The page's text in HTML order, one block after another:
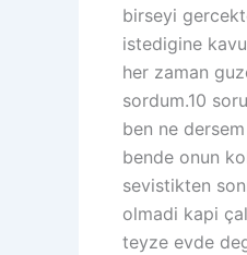
birseyi
istedigine
her zaman
sordum.10
ben ne
bende onun
sevistikten
olmadi kapi
teyze evde